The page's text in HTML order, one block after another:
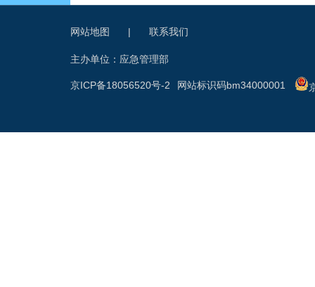
网站地图 | 联系我们
主办单位：应急管理部
网站标识码bm34000001
京ICP备18056520号-2